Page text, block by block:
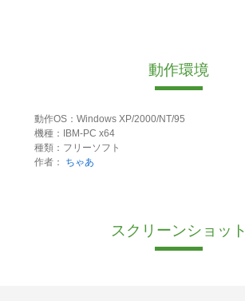
動作環境
動作OS：Windows XP/2000/NT/95
機種：IBM-PC x64
種類：フリーソフト
作者：
ちゃあ
スクリーンショット